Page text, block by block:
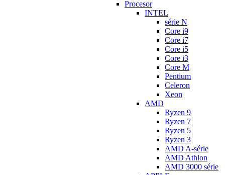
Procesor
INTEL
série N
Core i9
Core i7
Core i5
Core i3
Core M
Pentium
Celeron
Xeon
AMD
Ryzen 9
Ryzen 7
Ryzen 5
Ryzen 3
AMD A-série
AMD Athlon
AMD 3000 série